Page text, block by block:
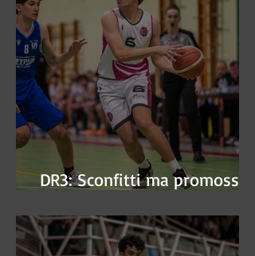
DR3: Sconfitti ma promossi